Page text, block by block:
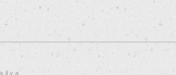
il y a